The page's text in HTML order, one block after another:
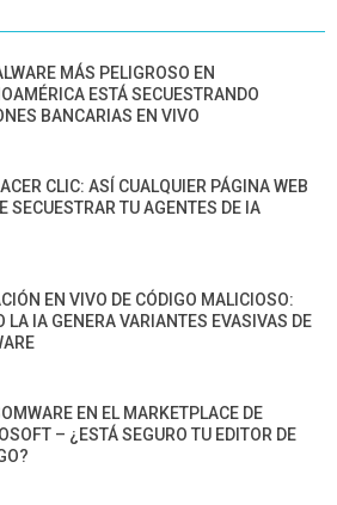
MÁS PELIGROSO EN
ESTÁ SECUESTRANDO
BANCARIAS EN VIVO
CLIC: ASÍ CUALQUIER PÁGINA WEB
SECUESTRAR TU AGENTES DE IA
EN VIVO DE CÓDIGO MALICIOSO:
LA IA GENERA VARIANTES EVASIVAS DE
EN EL MARKETPLACE DE
– ¿ESTÁ SEGURO TU EDITOR DE